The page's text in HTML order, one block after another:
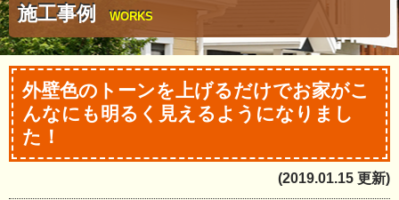
施工事例 WORKS
外壁色のトーンを上げるだけでお家がこ
んなにも明るく見えるようになりまし
た！
(2019.01.15 更新)